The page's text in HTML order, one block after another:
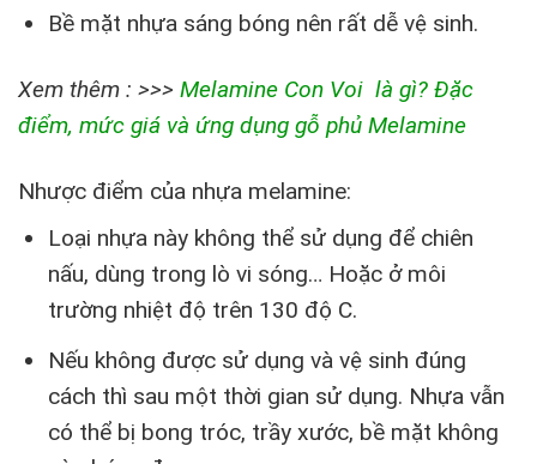
Bề mặt nhựa sáng bóng nên rất dễ vệ sinh.
Xem thêm : >>> Melamine Con Voi là gì? Đặc
điểm, mức giá và ứng dụng gỗ phủ Melamine
Nhược điểm của nhựa melamine:
Loại nhựa này không thể sử dụng để chiên
nấu, dùng trong lò vi sóng… Hoặc ở môi
trường nhiệt độ trên 130 độ C.
Nếu không được sử dụng và vệ sinh đúng
cách thì sau một thời gian sử dụng. Nhựa vẫn
có thể bị bong tróc, trầy xước, bề mặt không